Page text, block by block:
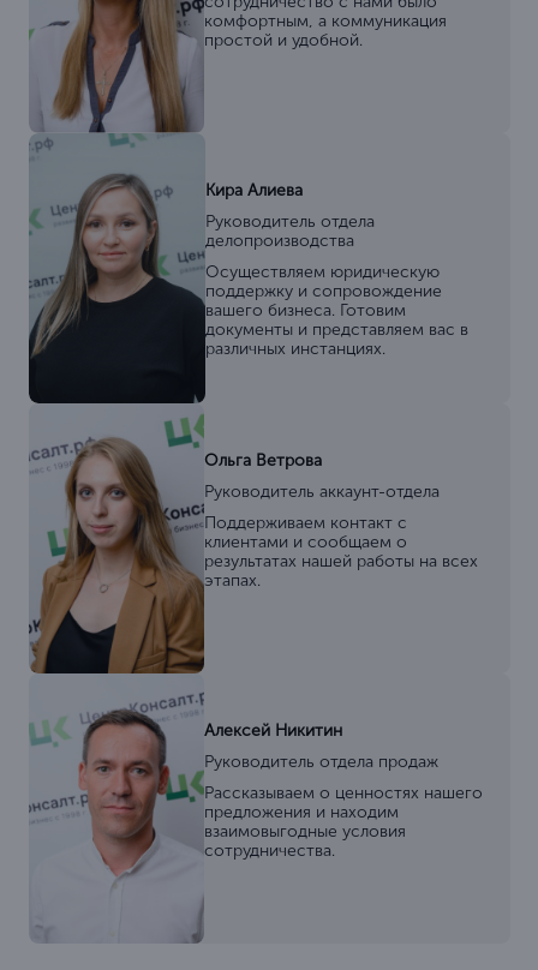
комфортным, а коммуникация
простой и удобной.
Кира Алиева
Руководитель отдела
делопроизводства
Осуществляем юридическую
поддержку и сопровождение
вашего бизнеса. Готовим
документы и представляем вас в
различных инстанциях.
Ольга Ветрова
Руководитель аккаунт-отдела
Поддерживаем контакт с
клиентами и сообщаем о
результатах нашей работы на всех
этапах.
Алексей Никитин
Руководитель отдела продаж
Рассказываем о ценностях нашего
предложения и находим
взаимовыгодные условия
сотрудничества.